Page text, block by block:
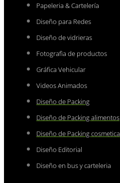
Papeleria & Cartelería
Diseño para Redes
Diseño de vidrieras
Fotografìa de productos
Gráfica Vehicular
Videos Animados
Diseño de Packing
Diseño de Packing alimentos
Diseño de Packing cosmetica
Diseño Editorial
Diseño en bus y carteleria